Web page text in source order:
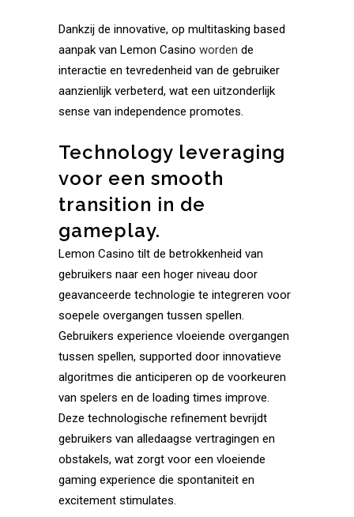
Dankzij de innovative, op multitasking based
aanpak van Lemon Casino worden de
interactie en tevredenheid van de gebruiker
aanzienlijk verbeterd, wat een uitzonderlijk
sense van independence promotes.
Technology leveraging
voor een smooth
transition in de
gameplay.
Lemon Casino tilt de betrokkenheid van
gebruikers naar een hoger niveau door
geavanceerde technologie te integreren voor
soepele overgangen tussen spellen.
Gebruikers experience vloeiende overgangen
tussen spellen, supported door innovatieve
algoritmes die anticiperen op de voorkeuren
van spelers en de loading times improve.
Deze technologische refinement bevrijdt
gebruikers van alledaagse vertragingen en
obstakels, wat zorgt voor een vloeiende
gaming experience die spontaniteit en
excitement stimulates.